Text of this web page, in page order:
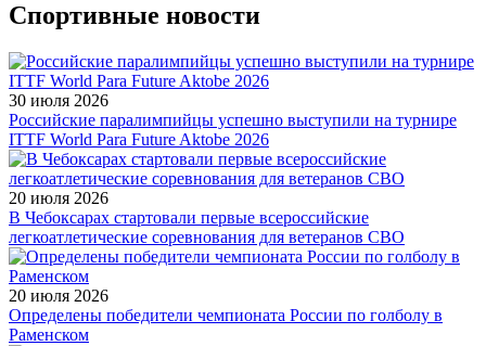
Спортивные новости
30 июля 2026
Российские паралимпийцы успешно выступили на турнире
ITTF World Para Future Aktobe 2026
20 июля 2026
В Чебоксарах стартовали первые всероссийские
легкоатлетические соревнования для ветеранов СВО
20 июля 2026
Определены победители чемпионата России по голболу в
Раменском